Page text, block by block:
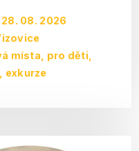
28. 08. 2026
místa
pro děti,
exkurze